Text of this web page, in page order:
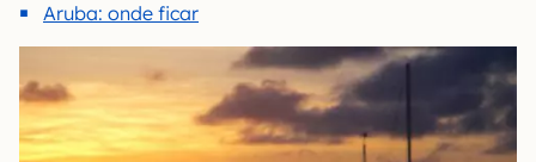
Aruba: onde ficar